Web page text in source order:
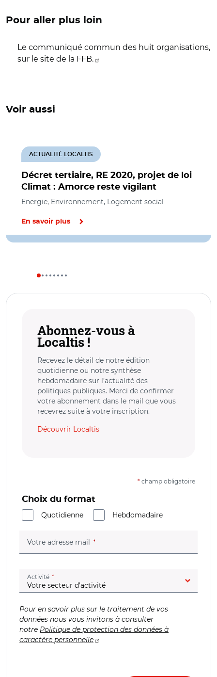
Pour aller plus loin
Le communiqué commun des huit organisations,
sur le site de la FFB.
Voir aussi
Décret tertiaire, RE 2020, projet de loi
Climat : Amorce reste vigilant
ACTUALITÉ LOCALTIS
Energie, Environnement, Logement social
En savoir plus
Abonnez-vous à
Localtis !
Recevez le détail de notre édition
quotidienne ou notre synthèse
hebdomadaire sur l’actualité des
politiques publiques. Merci de confirmer
votre abonnement dans le mail que vous
recevrez suite à votre inscription.
Découvrir Localtis
* champ obligatoire
Choix du format
Quotidienne
Hebdomadaire
Votre adresse mail (champ obligatoire)
Activité (champ obligatoire)
Pour en savoir plus sur le traitement de vos
données nous vous invitons à consulter
notre Politique de protection des données à
caractère personnelle